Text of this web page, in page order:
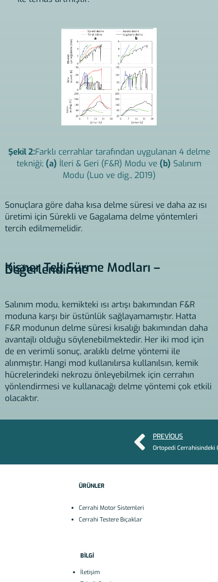
Şekil 2:Farklı cerrahlar tarafından uygulanan 4 delme
tekniği; (a) İleri & Geri (F&R) Modu ve (b) Salınım
Modu (Luo ve dig., 2019)
Sonuçlara göre daha kısa delme süresi ve daha az ısı
üretimi için Sürekli ve Gagalama delme yöntemleri
tercih edilmemelidir.
Kişner Teli Sürme Modları –
Değerlendirme
Salınım modu, kemikteki ısı artışı bakımından F&R
moduna karşı bir üstünlük sağlayamamıştır. Hatta
F&R modunun delme süresi kısalığı bakımından daha
avantajlı olduğu söylenebilmektedir. Her iki mod için
de en verimli sonuç, aralıklı delme yöntemi ile
alınmıştır. Hangi mod kullanılırsa kullanılsın, kemik
hücrelerindeki nekrozu önleyebilmek için cerrahın
yönlendirmesi ve kullanacağı delme yöntemi çok etkili
olacaktır.
PREVIOUS
ÜRÜNLER
Cerrahi Motor Sistemleri
Cerrahi Testere Bıçaklar
BİLGİ
İletişim